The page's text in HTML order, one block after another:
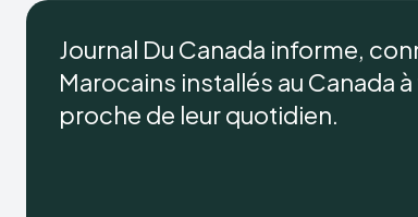
Journal Du Canada informe,
Marocains installés au Canada
proche de leur quotidien.